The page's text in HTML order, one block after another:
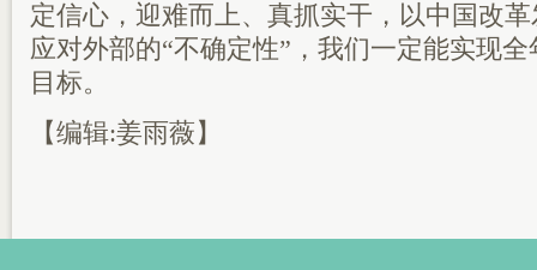
定信心，迎难而上、真抓实干，以中国改
应对外部的“不确定性”，我们一定能实现
目标。
【编辑:姜雨薇】